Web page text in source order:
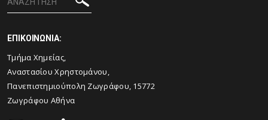
ΕΠΙΚΟΙΝΩΝΙΑ:
Τμήμα Χημείας,
Αναστασίου Χρηστομάνου,
Πανεπιστημιούπολη Ζωγράφου, 15772
Ζωγράφου Αθήνα